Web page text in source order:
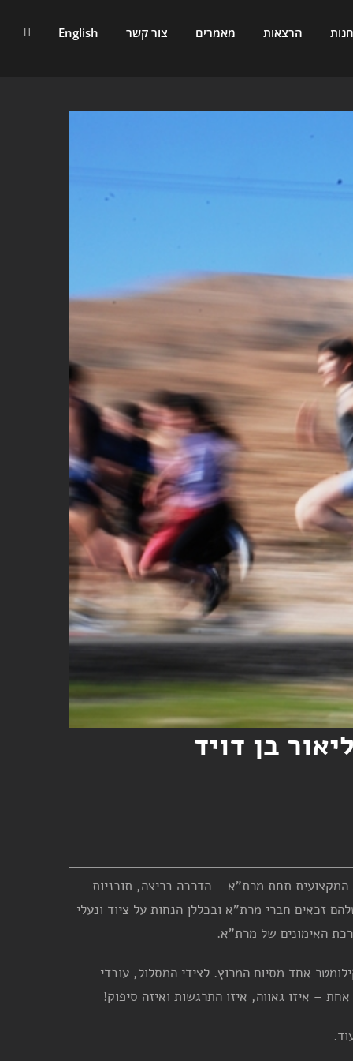
חנות הרצאות מאמרים צור קשר English
בן דויד
המקצועית תחת מרת"א – הדרכה בריצה, תוכניות
זכאים חברי מרת"א ובכללן הנחות על ציוד ונעלי
האימונים של מרת"א.
אחד מסיום המרוץ. לצידי המסלול, עובדי
– איזו גאווה, איזו התרגשות ואיזה סיפוק!